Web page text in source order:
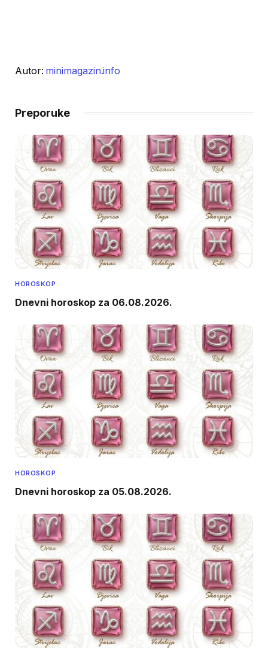
Autor: minimagazin.info
Preporuke
HOROSKOP
Dnevni horoskop za 06.08.2026.
HOROSKOP
Dnevni horoskop za 05.08.2026.